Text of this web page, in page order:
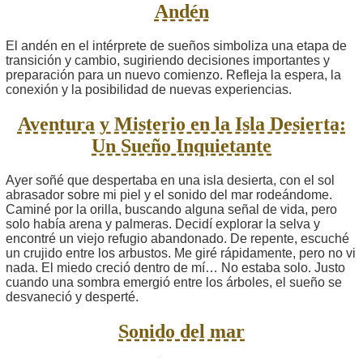
Andén
El andén en el intérprete de sueños simboliza una etapa de
transición y cambio, sugiriendo decisiones importantes y
preparación para un nuevo comienzo. Refleja la espera, la
conexión y la posibilidad de nuevas experiencias.
Aventura y Misterio en la Isla Desierta:
Un Sueño Inquietante
Ayer soñé que despertaba en una isla desierta, con el sol
abrasador sobre mi piel y el sonido del mar rodeándome.
Caminé por la orilla, buscando alguna señal de vida, pero
solo había arena y palmeras. Decidí explorar la selva y
encontré un viejo refugio abandonado. De repente, escuché
un crujido entre los arbustos. Me giré rápidamente, pero no vi
nada. El miedo creció dentro de mí… No estaba solo. Justo
cuando una sombra emergió entre los árboles, el sueño se
desvaneció y desperté.
Sonido del mar